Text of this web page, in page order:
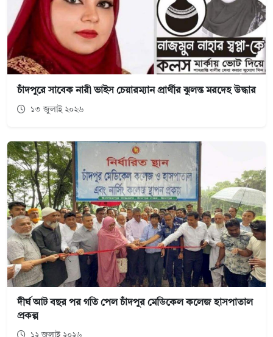
চাঁদপুরে সাবেক নারী ভাইস চেয়ারম্যান প্রার্থীর ঝুলন্ত মরদেহ উদ্ধার
১৩ জুলাই ২০২৬
দীর্ঘ আট বছর পর গতি পেল চাঁদপুর মেডিকেল কলেজ হাসপাতাল
প্রকল্প
১২ জুলাই ২০২৬